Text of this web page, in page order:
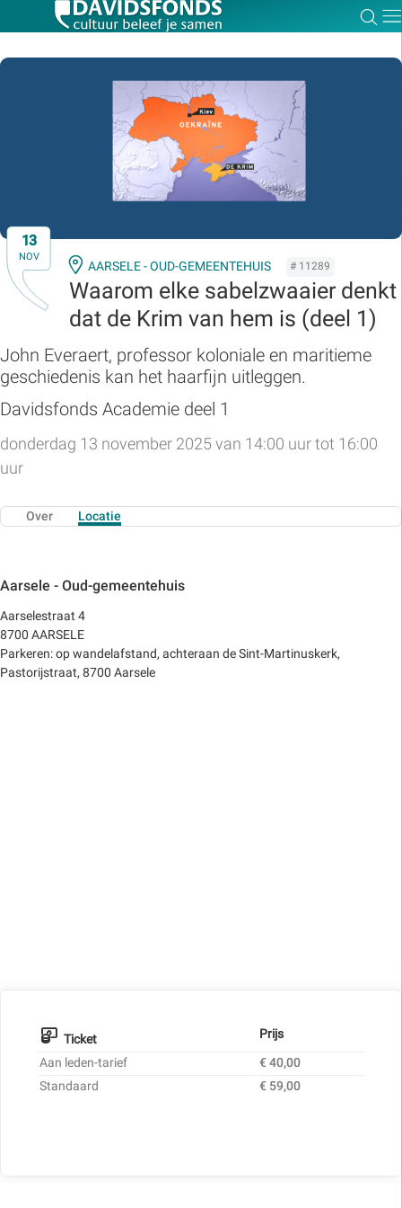
13
NOV
AARSELE - OUD-GEMEENTEHUIS # 11289
Waarom elke sabelzwaaier denkt
dat de Krim van hem is (deel 1)
John Everaert, professor koloniale en maritieme
geschiedenis kan het haarfijn uitleggen.
Davidsfonds Academie deel 1
donderdag 13 november 2025 van 14:00 uur tot 16:00
uur
Over Locatie
Aarsele - Oud-gemeentehuis
Aarselestraat 4
8700 AARSELE
Parkeren: op wandelafstand, achteraan de Sint-Martinuskerk,
Pastorijstraat, 8700 Aarsele
Ticket
Prijs
Aan leden-tarief
€ 40,00
Standaard
€ 59,00